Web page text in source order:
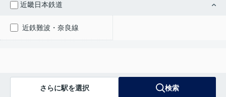
近畿日本鉄道
近鉄難波・奈良線
さらに駅を選択 検索